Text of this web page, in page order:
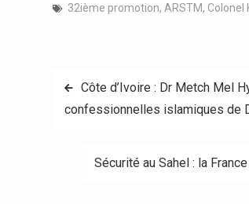
32ième promotion, ARSTM, Colonel
Navigation
de
l’article
Côte d’Ivoire : Dr Metch Mel
confessionnelles islamiques de
Sécurité au Sahel : la